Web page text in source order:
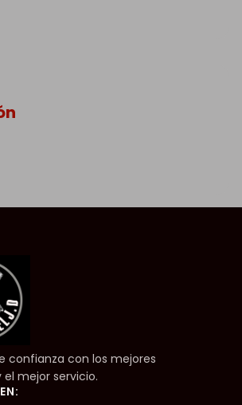
confianza con los mejores
mejor servicio.